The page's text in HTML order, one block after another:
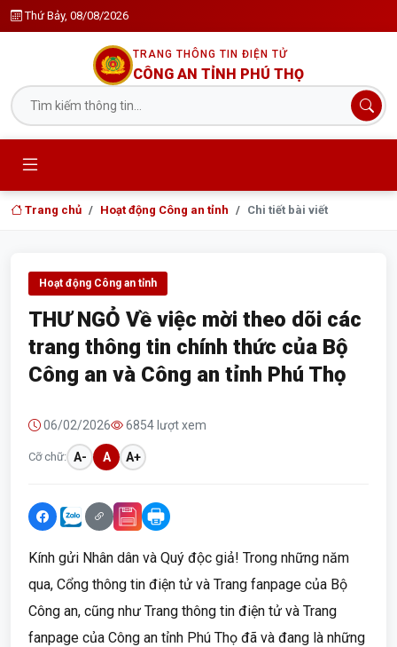
Thứ Bảy, 08/08/2026
TRANG THÔNG TIN ĐIỆN TỬ
CÔNG AN TỈNH PHÚ THỌ
Trang chủ Hoạt động Công an tỉnh Chi tiết bài viết
Hoạt động Công an tỉnh
THƯ NGỎ Về việc mời theo dõi các
trang thông tin chính thức của Bộ
Công an và Công an tỉnh Phú Thọ
06/02/2026 6854 lượt xem
Cỡ chữ: A- A A+
Kính gửi Nhân dân và Quý độc giả! Trong những năm
qua, Cổng thông tin điện tử và Trang fanpage của Bộ
Công an, cũng như Trang thông tin điện tử và Trang
fanpage của Công an tỉnh Phú Thọ đã và đang là những